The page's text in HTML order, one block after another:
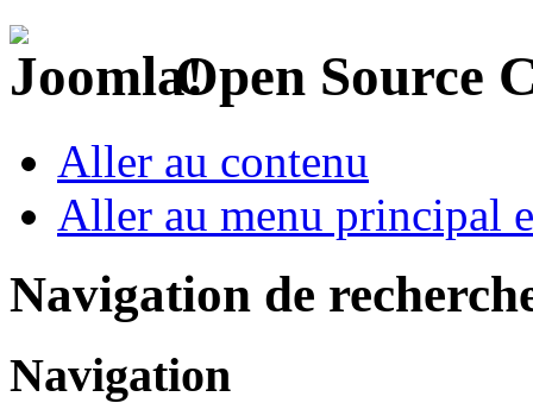
Open Source
Aller au contenu
Aller au menu principal
Navigation de
Navigation